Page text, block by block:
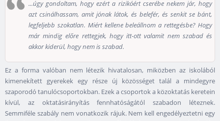
...úgy gondoltam, hogy ezért a rizikóért cserébe nekem jár, hogy
azt csinálhassam, amit jónak látok, és belefér, és senkit se bánt,
legfeljebb szokatlan. Miért kellene beleállnom a rettegésbe? Hogy
már mindig előre rettegjek, hogy itt-ott valamit nem szabad és
akkor kiderül, hogy nem is szabad.
Ez a forma valóban nem létezik hivatalosan, miközben az iskolából
kimenekített gyerekek egy része új közösséget talál a mindegyre
szaporodó tanulócsoportokban. Ezek a csoportok a közoktatás keretein
kívül, az oktatásirányítás fennhatóságától szabadon léteznek.
Semmiféle szabály nem vonatkozik rájuk. Nem kell engedélyeztetni egy